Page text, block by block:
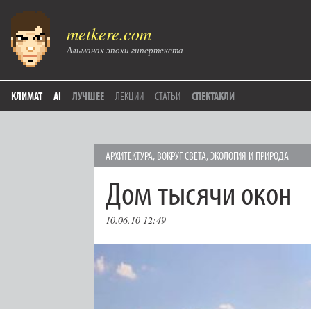
metkere.com
Альманах эпохи гипертекста
КЛИМАТ AI ЛУЧШЕЕ ЛЕКЦИИ СТАТЬИ СПЕКТАКЛИ
АРХИТЕКТУРА, ВОКРУГ СВЕТА,ЭКОЛОГИЯ И ПРИРОДА
Дом тысячи окон
10.06.10 12:49